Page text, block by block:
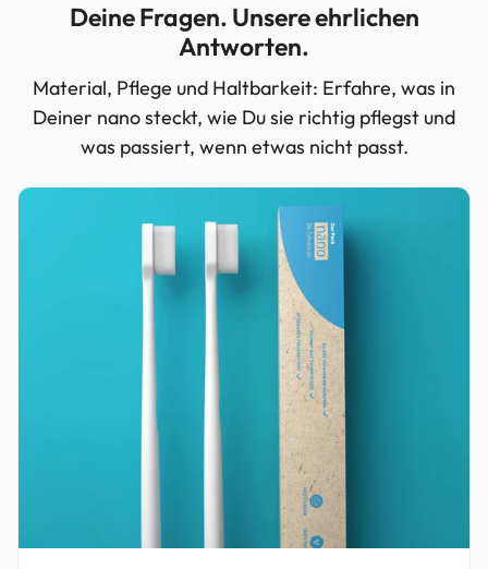
Deine Fragen. Unsere ehrlichen
Antworten.
Material, Pflege und Haltbarkeit: Erfahre, was in
Deiner nano steckt, wie Du sie richtig pflegst und
was passiert, wenn etwas nicht passt.